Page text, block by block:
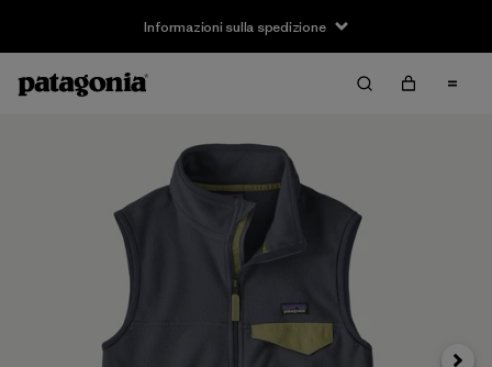
Informazioni sulla spedizione
Avanti